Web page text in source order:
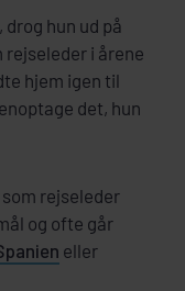
hun ud på
rejseleder i årene
hjem igen til
det, hun
rejseleder
og ofte går
eller